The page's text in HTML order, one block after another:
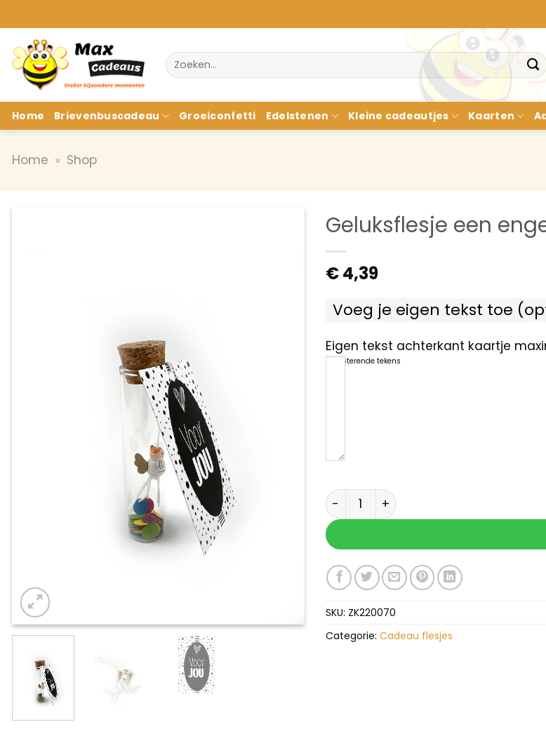
naar
inhoud
Zoeken
naar:
Home Brievenbuscadeau Groeiconfetti Edelstenen Kleine cadeautjes Kaarten
Home » Shop
Geluksflesje een
€4,39
Voeg je eigen tekst toe
Eigen tekst achterkant kaartje
resterende tekens
Geluksflesje een engel voor jou
SKU: ZK220070
Categorie: Cadeau flesjes